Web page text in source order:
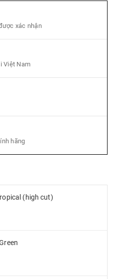
xác nhận
Việt Nam
hãng
(high cut)